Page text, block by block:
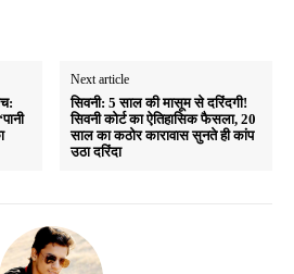
Next article
सिवनी: 5 साल की मासूम से दरिंदगी!
सिवनी कोर्ट का ऐतिहासिक फैसला, 20
साल का कठोर कारावास सुनते ही कांप
उठा दरिंदा